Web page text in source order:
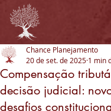
Compensação
decisão judicial:
desafios
Chance Planejamento
20 de set. de 2025 1 min